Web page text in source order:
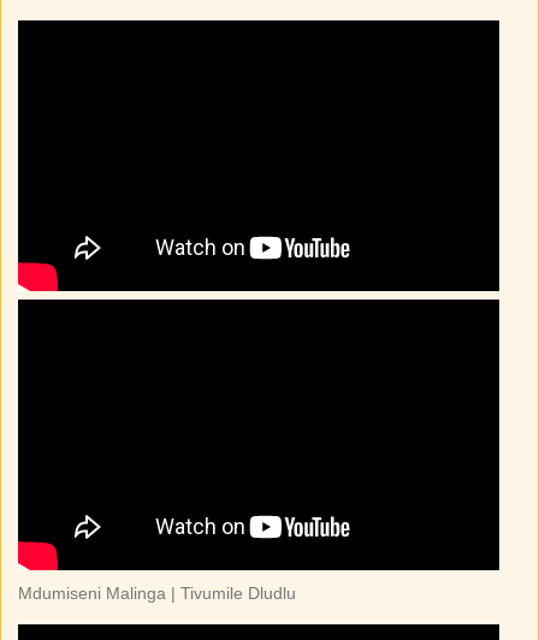
Mdumiseni Malinga | Tivumile Dludlu